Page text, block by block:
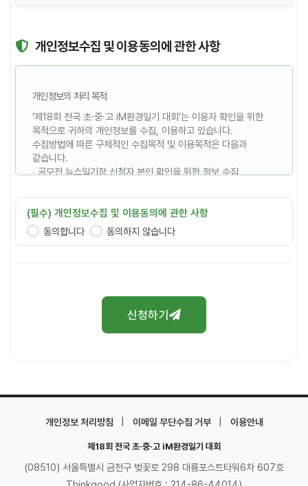
개인정보수집 및 이용동의에 관한 사항
개인정보의 처리 목적
‘제18회 전국 초·중·고 iM환경일기 대회'는 이용자 확인을 위한
목적으로 귀하의 개인정보를 수집, 이용하고 있습니다.
수집방법에 따른 구체적인 수집목적 및 이용목적은 다음과
같습니다.
∙ 공모전 뉴스일기장 신청자 본인 확인을 위한 정보 수집
처리하는 개인 정보의 항목
‘제18회 전국 초·중·고 iM환경일기 대회'의 서비스 제공을 위하여
필요한 최소한의 범위 내에서 아래와 같이 개인정보를 수집하고
있습니다.
개인정보 수집 및 이용에 관한 사항
‘제18회 전국 초·중·고 iM환경일기 대회'은 개인정보 수집 및
이용목적이 달성된 후에는 다음과 같이 해당 정보를 지체 없이
개인정보처리의 위탁에 관한 사항
아래와 같이 외부 전문업체에 취급 위탁하여 운영하고 있습니다.
∙ 수탁업체명 : ㈜씽굿
∙ 수탁업체 위탁업무내용 : 홍보 대행, 참가자 DB시스템 구축,
(필수) 개인정보수집 및 이용동의에 관한 사항
동의합니다 동의하지 않습니다
신청하기
개인정보 처리방침 이메일 무단수집 거부 이용안내
제18회 전국 초·중·고 iM환경일기 대회
(08510) 서울특별시 금천구 벚꽃로 298 대륭포스트타워6차 607호